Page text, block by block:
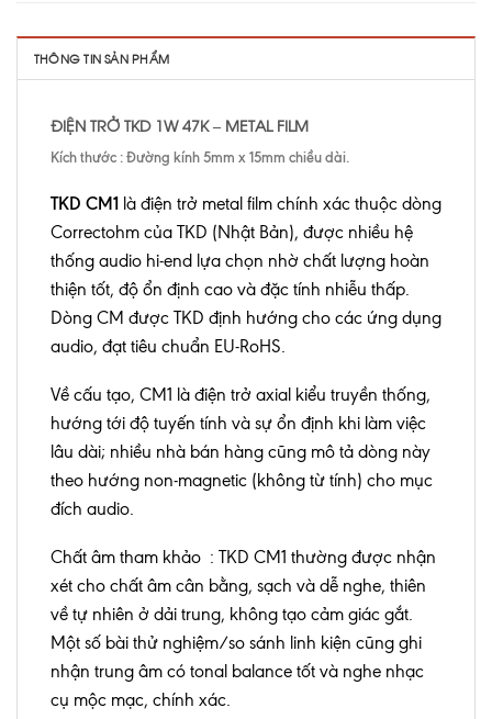
THÔNG TIN SẢN PHẨM
ĐIỆN TRỞ TKD 1W 47K– METAL FILM
Kích thước : Đường kính 5mm x 15mm chiều dài.
TKD CM1 là điện trở metal film chính xác thuộc dòng
Correctohm của TKD (Nhật Bản), được nhiều hệ
thống audio hi-end lựa chọn nhờ chất lượng hoàn
thiện tốt, độ ổn định cao và đặc tính nhiễu thấp.
Dòng CM được TKD định hướng cho các ứng dụng
audio, đạt tiêu chuẩn EU-RoHS.
Về cấu tạo, CM1 là điện trở axial kiểu truyền thống,
hướng tới độ tuyến tính và sự ổn định khi làm việc
lâu dài; nhiều nhà bán hàng cũng mô tả dòng này
theo hướng non-magnetic (không từ tính) cho mục
đích audio.
Chất âm tham khảo : TKD CM1 thường được nhận
xét cho chất âm cân bằng, sạch và dễ nghe, thiên
về tự nhiên ở dải trung, không tạo cảm giác gắt.
Một số bài thử nghiệm/so sánh linh kiện cũng ghi
nhận trung âm có tonal balance tốt và nghe nhạc
cụ mộc mạc, chính xác.